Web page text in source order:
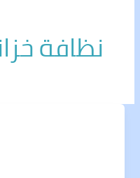
نظافة